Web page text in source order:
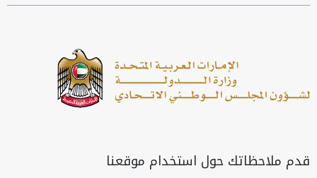
قدم ملاحظاتك حول استخدام موقعنا